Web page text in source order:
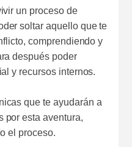
un proceso de
soltar aquello que te
comprendiendo y
después poder
y recursos internos.
que te ayudarán a
por esta aventura,
el proceso.